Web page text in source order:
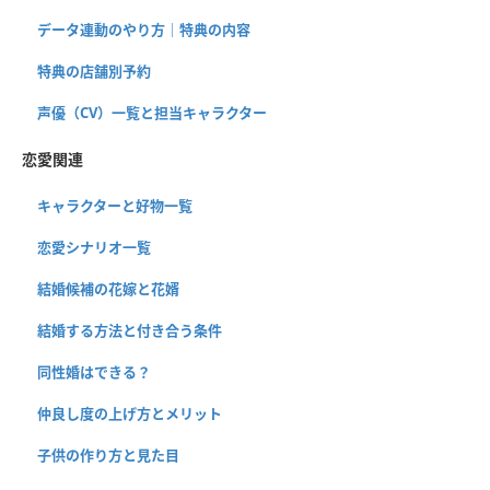
データ連動のやり方｜特典の内容
特典の店舗別予約
声優（CV）一覧と担当キャラクター
恋愛関連
キャラクターと好物一覧
恋愛シナリオ一覧
結婚候補の花嫁と花婿
結婚する方法と付き合う条件
同性婚はできる？
仲良し度の上げ方とメリット
子供の作り方と見た目